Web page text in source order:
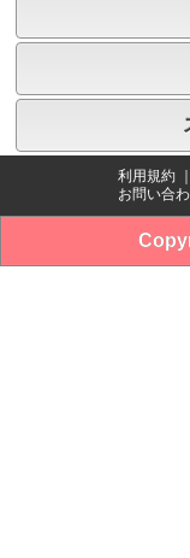
利用規約
お問い合